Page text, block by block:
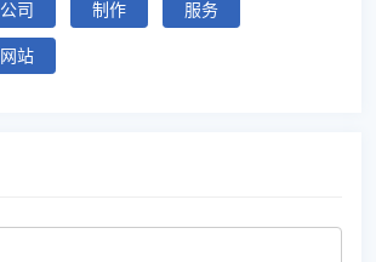
公司 制作
服务
网站